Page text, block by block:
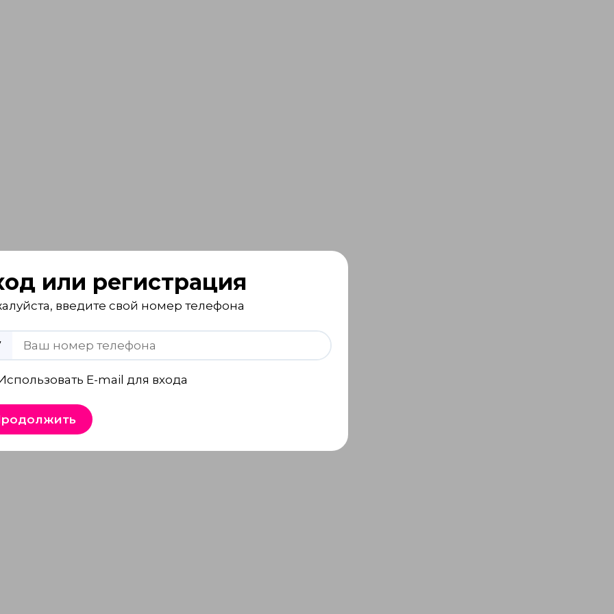
или регистрация
введите свой номер телефона
E-mail для входа